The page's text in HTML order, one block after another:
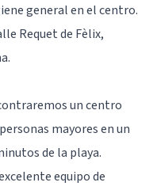
general en el centro.
Requet de Fèlix,
un centro
mayores en un
de la playa.
equipo de